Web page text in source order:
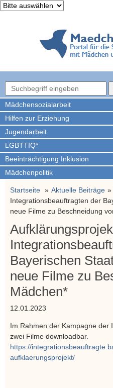
Mädchen­sozialarbeit
Hilfen zur Erziehung
Jugendarbeit
LGBTTIQ*
Beeinträchtigung Inklusion
Mädchenpolitik
Startseite Aktuelle Beiträge
Integrationsbeauftragten der
neue Filme zu Beschneidung
Bayerischen
neue Filme zu
Mädchen*
12.01.2023
Im Rahmen der Kampagne der
zwei Filme downloadbar.
https://
aufklaerungsprojekt/